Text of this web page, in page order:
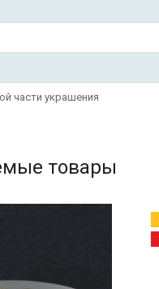
части украшения
товары